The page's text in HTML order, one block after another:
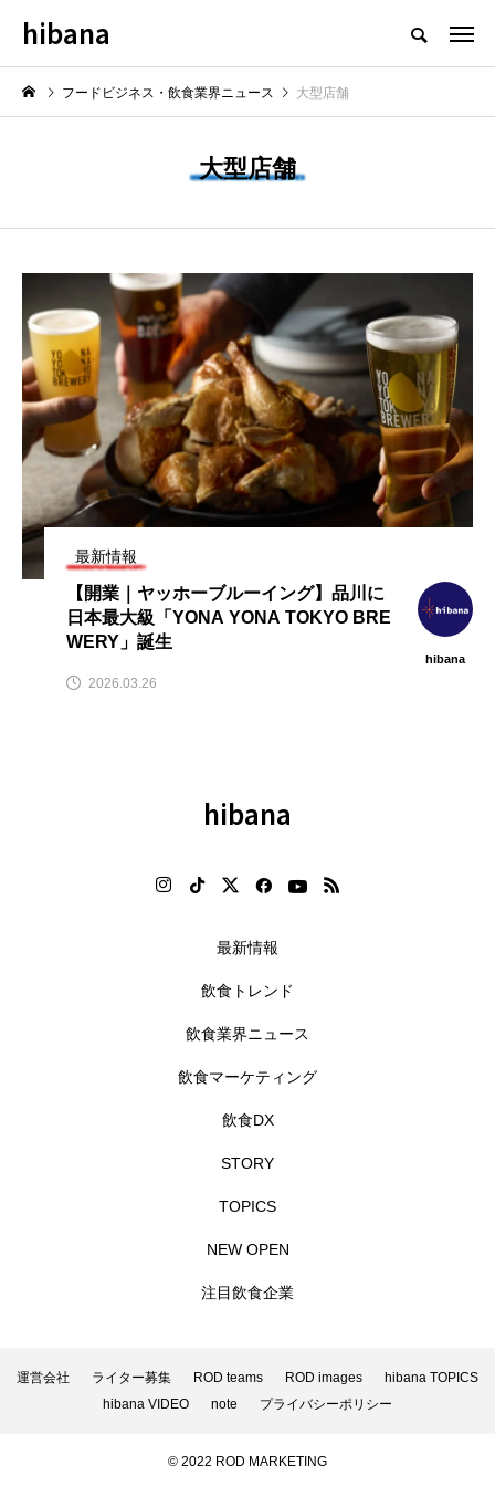
フードビジネス・飲食業界のニュースメディア
NEW POST
大分郷土料理を楽しめる【アブラ
ヤクマハチ】 8月10日、中野に開
店！賞味期限1分の生つくね
2026.08.10
飲食マーケティング
【2026年最新】注目の飲食店フ
hibana
フードビジネス・飲食業界ニュース 大型店舗
大型店舗
最新情報
【開業｜ヤッホーブルーイング】品川に
日本最大級「YONA YONA TOKYO BRE
WERY」誕生
hibana
2026.03.26
hibana
最新情報
飲食トレンド
飲食業界ニュース
飲食マーケティング
飲食DX
STORY
TOPICS
NEW OPEN
注目飲食企業
運営会社 ライター募集 ROD teams ROD images
hibana TOPICS
hibana VIDEO
note プライバシーポリシー
© 2022 ROD MARKETING